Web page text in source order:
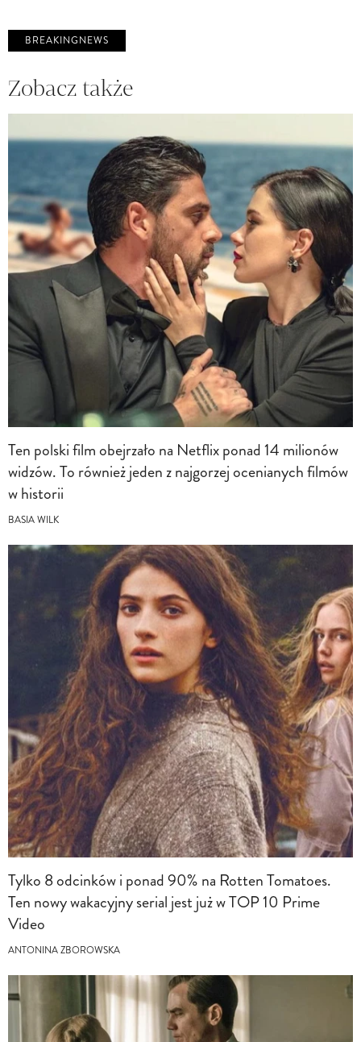
BREAKINGNEWS
Zobacz także
Ten polski film obejrzało na Netflix ponad 14 milionów
widzów. To również jeden z najgorzej ocenianych filmów
w historii
BASIA WILK
Tylko 8 odcinków i ponad 90% na Rotten Tomatoes.
Ten nowy wakacyjny serial jest już w TOP 10 Prime
Video
ANTONINA ZBOROWSKA